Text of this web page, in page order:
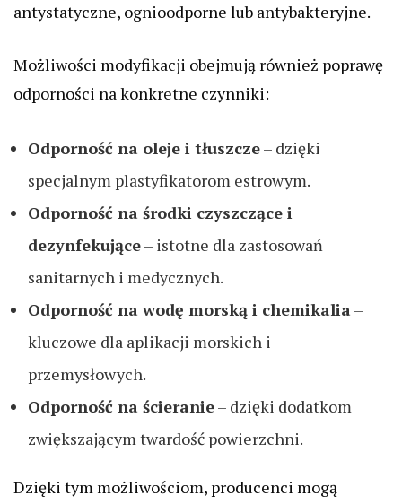
antystatyczne, ognioodporne lub antybakteryjne.
Możliwości modyfikacji obejmują również poprawę
odporności na konkretne czynniki:
Odporność na oleje i tłuszcze– dzięki
specjalnym plastyfikatorom estrowym.
Odporność na środki czyszczące i
dezynfekujące– istotne dla zastosowań
sanitarnych i medycznych.
Odporność na wodę morską i chemikalia –
kluczowe dla aplikacji morskich i
przemysłowych.
Odporność na ścieranie– dzięki dodatkom
zwiększającym twardość powierzchni.
Dzięki tym możliwościom, producenci mogą